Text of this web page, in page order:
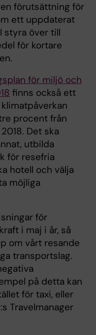
förutsättning för
ett uppdaterat
styra över till
för kortare
för miljö och
finns också ett
procent från
Det ska
utbilda
för resefria
hotell och välja
möjliga
för
i maj i år, så
om vårt resande
transportslag.
på detta kan
för taxi, eller
Travelmanager